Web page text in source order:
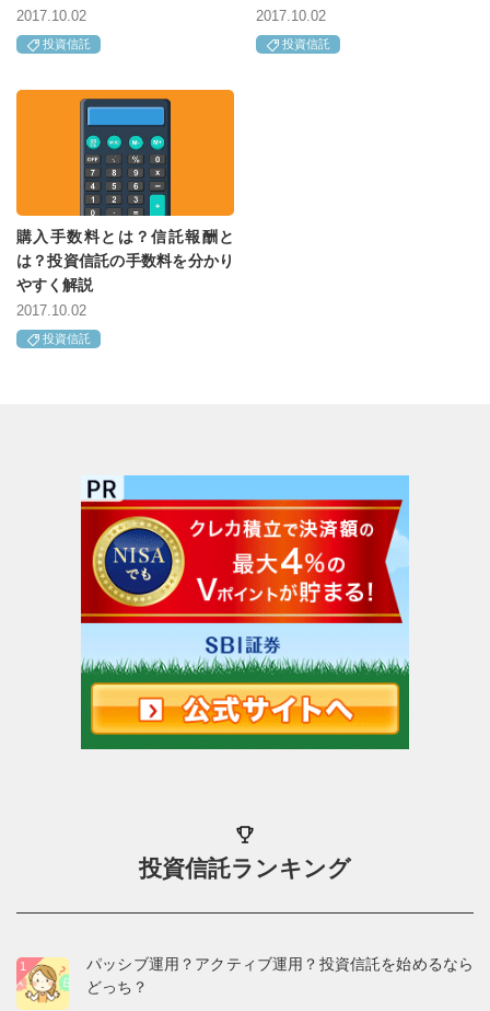
2017.10.02
投資信託
2017.10.02
投資信託
購入手数料とは？信託報酬と
は？投資信託の手数料を分かり
やすく解説
2017.10.02
投資信託
投資信託ランキング
パッシブ運用？アクティブ運用？投資信託を始めるなら
どっち？